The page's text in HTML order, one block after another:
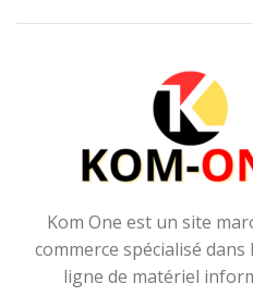
Kom One est un site
commerce spécialisé dans
ligne de matériel